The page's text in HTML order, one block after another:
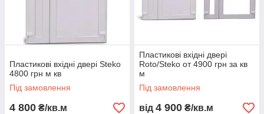
Пластикові вхідні двері Steko
4800 грн м кв
Під замовлення
4 800 ₴/кв.м
Пластикові вхідні двері
Roto/Steko от 4900 грн за кв
м
Під замовлення
від 4 900 ₴/кв.м